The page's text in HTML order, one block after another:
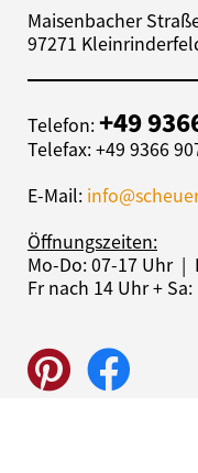
Maisenbacher
97271
Telefon:+49
Telefax: +49 9366
E-Mail:
Öffnungszeiten:
Mo-Do: 07-17 Uhr |
Fr nach 14 Uhr +